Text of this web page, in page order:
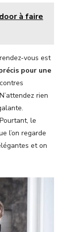
à faire
vous est
pour une
rien
le
l’on regarde
et on